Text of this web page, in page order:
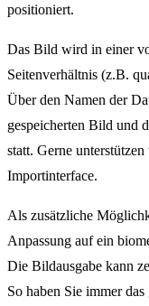
positioniert.
Das Bild wird in einer
Seitenverhältnis (z.B.
Über den Namen der
gespeicherten Bild und
statt. Gerne
Importinterface.
Als zusätzliche
Anpassung auf ein
Die Bildausgabe kann
So haben Sie immer